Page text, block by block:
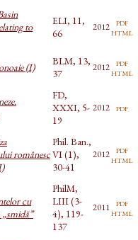
to
ELI, 11,
66
2012 pdf
html
(I)
BLM, 13,
37
2012 pdf
html
FD,
XXXI, 5-
19
2012 pdf
românesc
Phil. Ban.,
VI (1),
30-41
2012 pdf
html
cu
PhilM,
LIII (3-
4), 119-
137
2011 pdf
html